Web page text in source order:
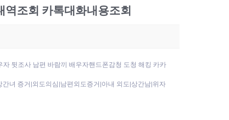
역조회 카톡대화내용조회
뒷조사 남편 바람끼 배우자핸드폰감청 도청 해킹 카카
녀 증거|외도의심|남편외도증거|아내 외도|상간남|위자